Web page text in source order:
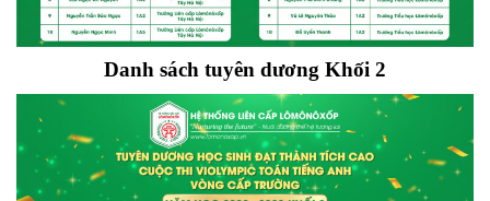
Danh sách tuyên dương Khối 2